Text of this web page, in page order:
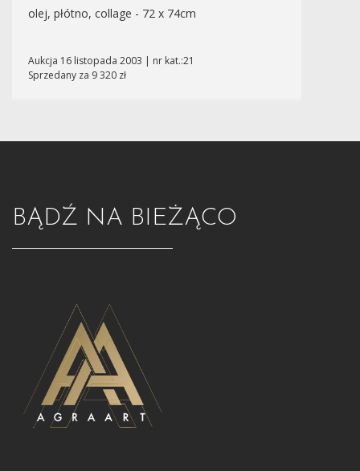
olej, płótno, collage - 72 x 74cm
Aukcja 16 listopada 2003 | nr kat.:21
Sprzedany za 9 320 zł
BĄDŹ NA BIEŻĄCO